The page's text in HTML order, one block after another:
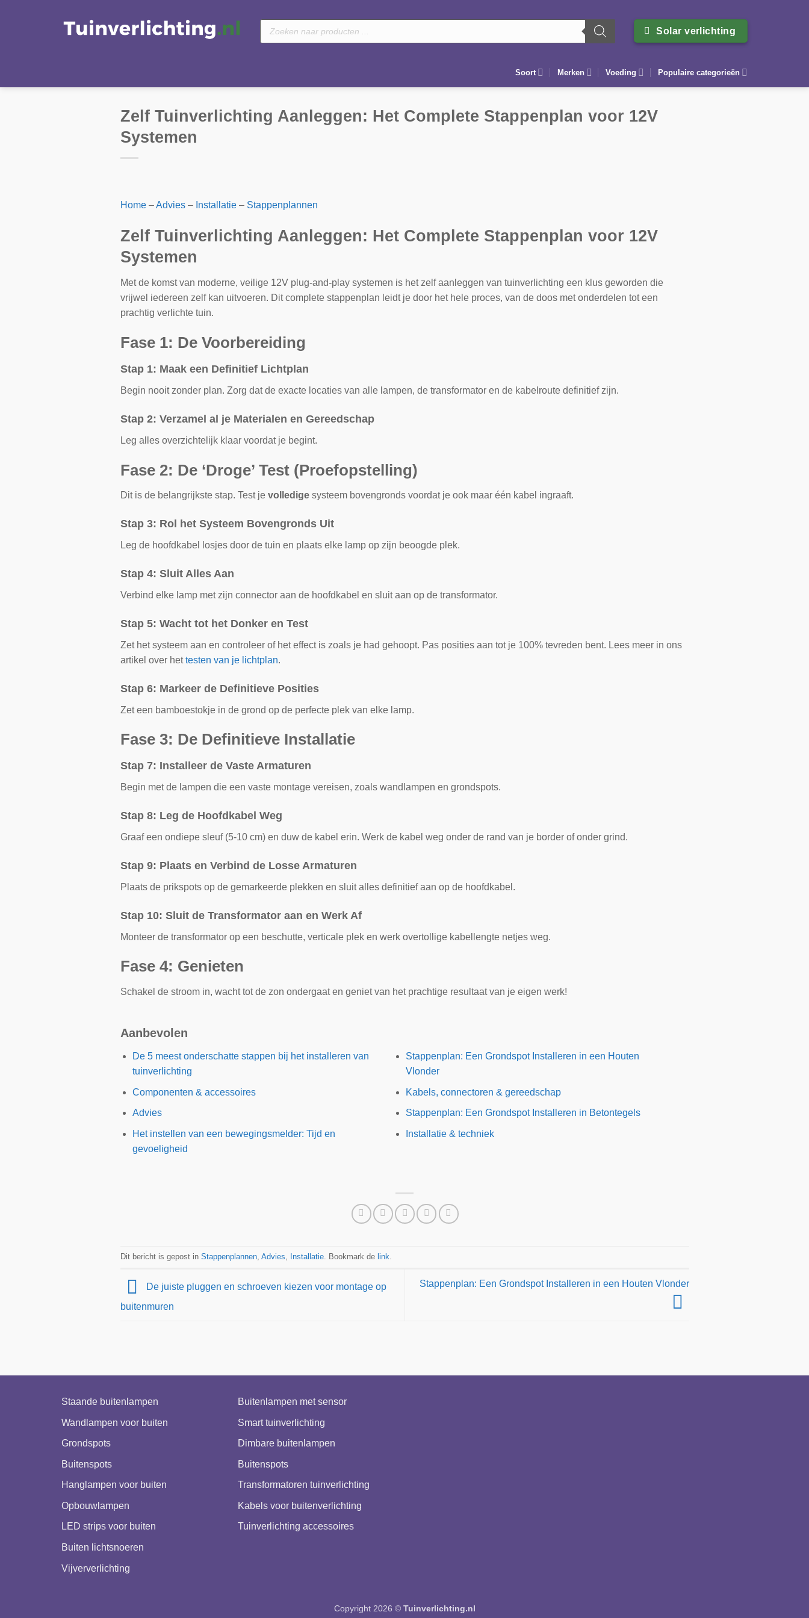
Producten
zoeken
Solar verlichting
Soort Merken Voeding Populaire categorieën
Zelf Tuinverlichting Aanleggen: Het Complete Stappenplan voor 12V
Systemen
Home–Advies– Installatie– Stappenplannen
Zelf Tuinverlichting Aanleggen: Het Complete Stappenplan voor 12V
Systemen
Met de komst van moderne, veilige 12V plug-and-play systemen is het zelf aanleggen van tuinverlichting een klus geworden die
vrijwel iedereen zelf kan uitvoeren. Dit complete stappenplan leidt je door het hele proces, van de doos met onderdelen tot een
prachtig verlichte tuin.
Fase 1: De Voorbereiding
Stap 1: Maak een Definitief Lichtplan
Begin nooit zonder plan. Zorg dat de exacte locaties van alle lampen, de transformator en de kabelroute definitief zijn.
Stap 2: Verzamel al je Materialen en Gereedschap
Leg alles overzichtelijk klaar voordat je begint.
Fase 2: De ‘Droge’ Test (Proefopstelling)
Dit is de belangrijkste stap. Test je volledigesysteem bovengronds voordat je ook maar één kabel ingraaft.
Stap 3: Rol het Systeem Bovengronds Uit
Leg de hoofdkabel losjes door de tuin en plaats elke lamp op zijn beoogde plek.
Stap 4: Sluit Alles Aan
Verbind elke lamp met zijn connector aan de hoofdkabel en sluit aan op de transformator.
Stap 5: Wacht tot het Donker en Test
Zet het systeem aan en controleer of het effect is zoals je had gehoopt. Pas posities aan tot je 100% tevreden bent. Lees meer in ons
artikel over hettesten van je lichtplan.
Stap 6: Markeer de Definitieve Posities
Zet een bamboestokje in de grond op de perfecte plek van elke lamp.
Fase 3: De Definitieve Installatie
Stap 7: Installeer de Vaste Armaturen
Begin met de lampen die een vaste montage vereisen, zoals wandlampen en grondspots.
Stap 8: Leg de Hoofdkabel Weg
Graaf een ondiepe sleuf (5-10 cm) en duw de kabel erin. Werk de kabel weg onder de rand van je border of onder grind.
Stap 9: Plaats en Verbind de Losse Armaturen
Plaats de prikspots op de gemarkeerde plekken en sluit alles definitief aan op de hoofdkabel.
Stap 10: Sluit de Transformator aan en Werk Af
Monteer de transformator op een beschutte, verticale plek en werk overtollige kabellengte netjes weg.
Fase 4: Genieten
Schakel de stroom in, wacht tot de zon ondergaat en geniet van het prachtige resultaat van je eigen werk!
Aanbevolen
De 5 meest onderschatte stappen bij het installeren van
tuinverlichting
Componenten & accessoires
Advies
Het instellen van een bewegingsmelder: Tijd en
gevoeligheid
Stappenplan: Een Grondspot Installeren in een Houten
Vlonder
Kabels, connectoren & gereedschap
Stappenplan: Een Grondspot Installeren in Betontegels
Installatie & techniek
Dit bericht is gepost in Stappenplannen, Advies Installatie. Bookmark de link
De juiste pluggen en schroeven kiezen voor montage op
buitenmuren
Stappenplan: Een Grondspot Installeren in een Houten Vlonder
Staande buitenlampen
Wandlampen voor buiten
Grondspots
Buitenspots
Hanglampen voor buiten
Opbouwlampen
LED strips voor buiten
Buiten lichtsnoeren
Vijververlichting
Buitenlampen met sensor
Smart tuinverlichting
Dimbare buitenlampen
Buitenspots
Transformatoren tuinverlichting
Kabels voor buitenverlichting
Tuinverlichting accessoires
Copyright 2026 © Tuinverlichting.nl